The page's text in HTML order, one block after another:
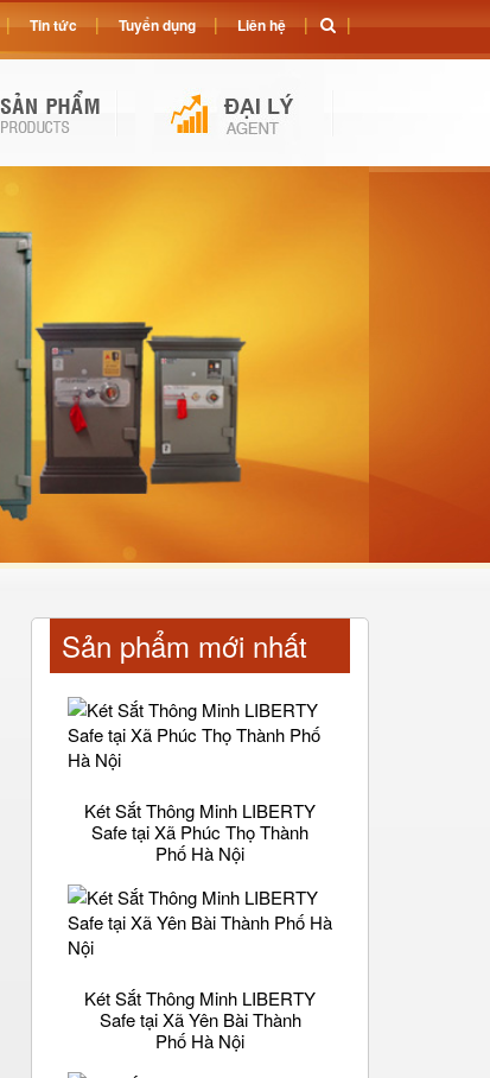
Sản phẩm mới nhất
Két Sắt Thông Minh LIBERTY
Safe tại Xã Phúc Thọ Thành
Phố Hà Nội
Két Sắt Thông Minh LIBERTY
Safe tại Xã Yên Bài Thành
Phố Hà Nội
Tin tức Tuyển dụng Liên hệ